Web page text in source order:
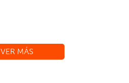
VER MÁS